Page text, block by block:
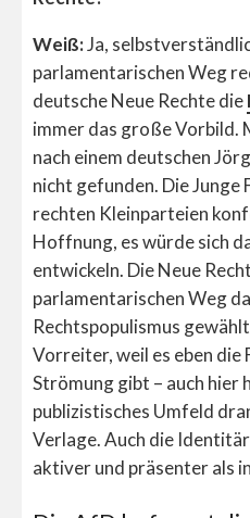
Weiß:Ja,
parlamentarischen Weg
deutsche Neue Rechte die
immer das große Vorbild.
nach einem deutschen
nicht gefunden. Die
rechten Kleinparteien
Hoffnung, es würde sich
entwickeln. Die Neue
parlamentarischen Weg
Rechtspopulismus
Vorreiter, weil es eben die
Strömung gibt – auch hier
publizistisches Umfeld
Verlage. Auch die
aktiver und präsenter als